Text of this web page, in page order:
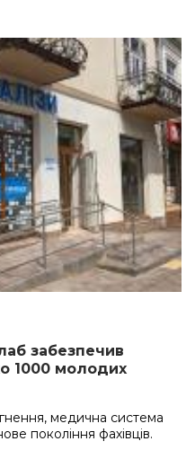
забезпечив
1000 молодих
медична система
покоління фахівців.